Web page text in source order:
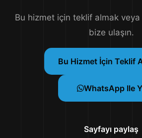
Bu hizmet için teklif almak
bize ulaşın.
Bu Hizmet İçin Teklif
WhatsApp Ile
Sayfayı paylaş